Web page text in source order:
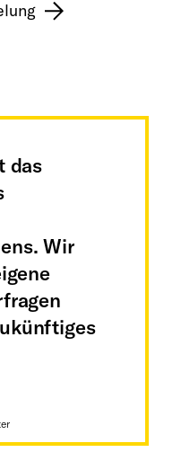
das
Wir